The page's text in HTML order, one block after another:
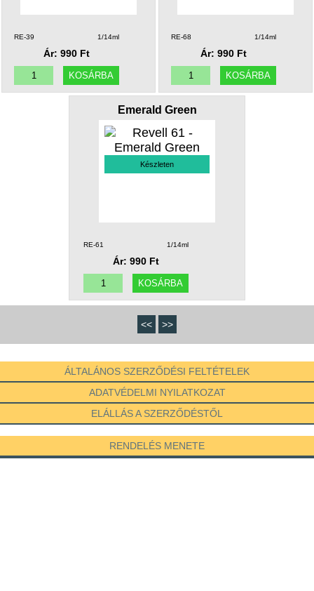
RE-39 1/14ml
Ár: 990 Ft
RE-68 1/14ml
Ár: 990 Ft
Emerald Green
Készleten
RE-61 1/14ml
Ár: 990 Ft
<< >>
ÁLTALÁNOS SZERZŐDÉSI FELTÉTELEK
ADATVÉDELMI NYILATKOZAT
ELÁLLÁS A SZERZŐDÉSTŐL
RENDELÉS MENETE